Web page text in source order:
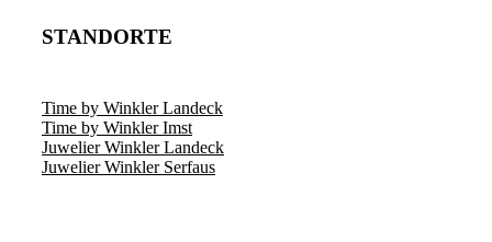
STANDORTE
Time by Winkler Landeck
Time by Winkler Imst
Juwelier Winkler Landeck
Juwelier Winkler Serfaus